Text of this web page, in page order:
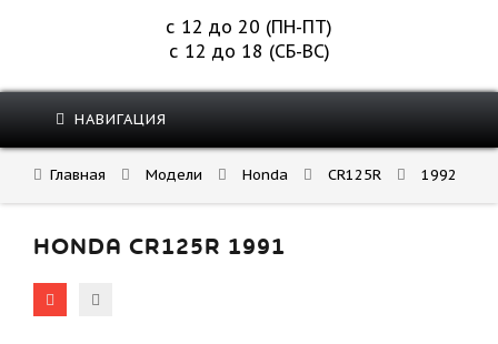
с 12 до 20 (ПН-ПТ)
с 12 до 18 (СБ-ВС)
НАВИГАЦИЯ
Главная Модели Honda CR125R 1992
HONDA CR125R 1991